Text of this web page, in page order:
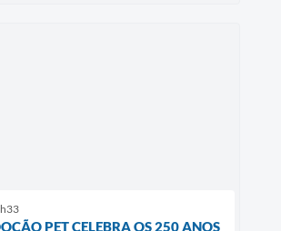
PET CELEBRA OS 250 ANOS